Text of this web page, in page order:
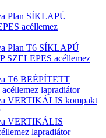
Plan SÍKLAPÚ
acéllemez
Plan T6 SÍKLAPÚ
SZELEPES acéllemez
T6 BEÉPÍTETT
lapradiátor
VERTIKÁLIS kompakt
VERTIKÁLIS
lapradiátor